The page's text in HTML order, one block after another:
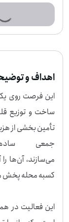
دید فراهم آید.-این
توزیع قلک‌های نذر
ی محرم. داوطلب‌ها در
لک می‌سازند، آن‌ها را
ت، توزیع و جمع‌آوری
اهداف و
این فرصت روی
جمعی